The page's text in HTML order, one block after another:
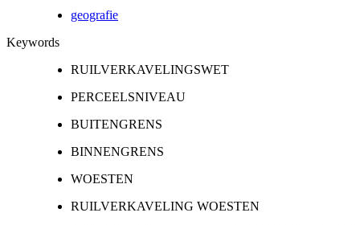
geografie
Keywords
RUILVERKAVELINGSWET
PERCEELSNIVEAU
BUITENGRENS
BINNENGRENS
WOESTEN
RUILVERKAVELING WOESTEN